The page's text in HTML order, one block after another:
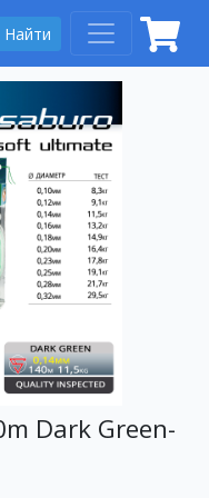
Найти
Dark Green-